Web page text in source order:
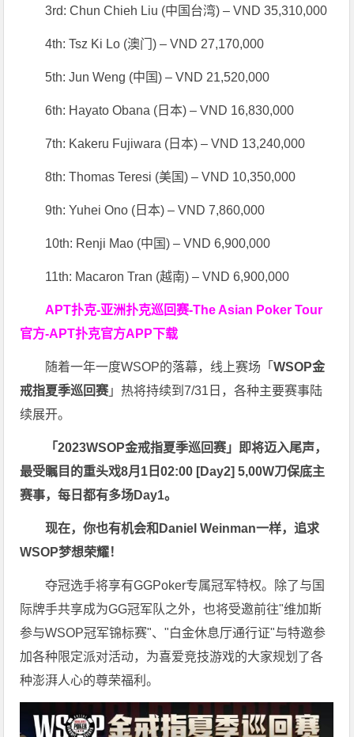
3rd: Chun Chieh Liu (中国台湾) – VND 35,310,000
4th: Tsz Ki Lo (澳门) – VND 27,170,000
5th: Jun Weng (中国) – VND 21,520,000
6th: Hayato Obana (日本) – VND 16,830,000
7th: Kakeru Fujiwara (日本) – VND 13,240,000
8th: Thomas Teresi (美国) – VND 10,350,000
9th: Yuhei Ono (日本) – VND 7,860,000
10th: Renji Mao (中国) – VND 6,900,000
11th: Macaron Tran (越南) – VND 6,900,000
APT扑克-亚洲扑克巡回赛-The Asian Poker Tour
官方-APT扑克官方APP下载
随着一年一度WSOP的落幕，线上赛场「WSOP金
戒指夏季巡回赛」热将持续到7/31日，各种主要赛事陆
续展开。
「2023WSOP金戒指夏季巡回赛」即将迈入尾声，
最受瞩目的重头戏8月1日02:00 [Day2] 5,00W刀保底主
赛事，每日都有多场Day1。
现在，你也有机会和Daniel Weinman一样，追求
WSOP梦想荣耀！
夺冠选手将享有GGPoker专属冠军特权。除了与国
际牌手共享成为GG冠军队之外，也将受邀前往"维加斯
参与WSOP冠军锦标赛"、"白金休息厅通行证"与特邀参
加各种限定派对活动，为喜爱竞技游戏的大家规划了各
种澎湃人心的尊荣福利。